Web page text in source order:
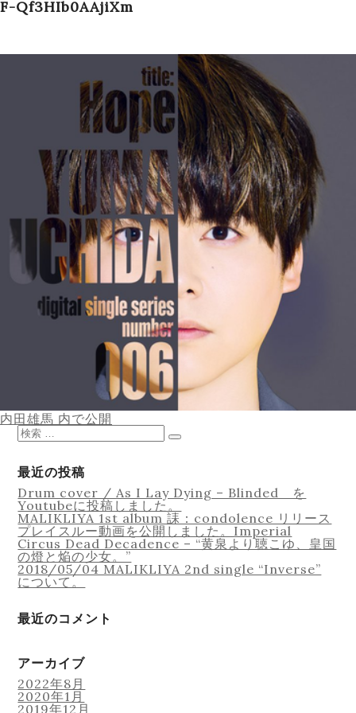
Schedule
Works
Profile
Equipment
Lesson
F-Qf3HIb0AAjiXm
投
内田雄馬 内で公開
検
索
象:
検
最近の投稿
Drum cover / As I Lay Dying – Blinded を
Youtubeに投稿しました。
MALIKLIYA 1st album 誄：condolence リリース
プレイスルー動画を公開しました。Imperial
Circus Dead Decadence – “黄泉より聴こゆ、皇国
の燈と焔の少女。”
2018/05/04 MALIKLIYA 2nd single “Inverse”
について。
最近のコメント
アーカイブ
2022年8月
2020年1月
2019年12月